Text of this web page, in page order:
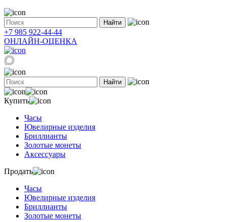
Найти
+7 985 922-44-44
ОНЛАЙН-ОЦЕНКА
Найти
Купить
Часы
Ювелирные изделия
Бриллианты
Золотые монеты
Аксессуары
Продать
Часы
Ювелирные изделия
Бриллианты
Золотые монеты